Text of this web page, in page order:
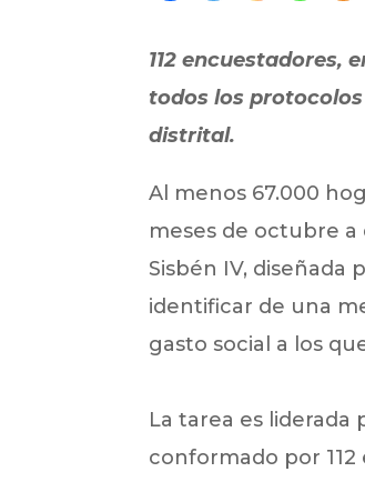
112 encuestadores,
todos los
distrital.
Al menos 67.000
meses de octubre
Sisbén IV,
identificar de una
gasto social a los
La tarea es
conformado por